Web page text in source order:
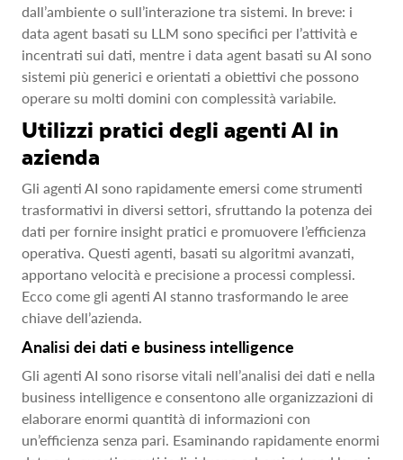
dall’ambiente o sull’interazione tra sistemi. In breve: i
data agent basati su LLM sono specifici per l’attività e
incentrati sui dati, mentre i data agent basati su AI sono
sistemi più generici e orientati a obiettivi che possono
operare su molti domini con complessità variabile.
Utilizzi pratici degli agenti AI in
azienda
Gli agenti AI sono rapidamente emersi come strumenti
trasformativi in diversi settori, sfruttando la potenza dei
dati per fornire insight pratici e promuovere l’efficienza
operativa. Questi agenti, basati su algoritmi avanzati,
apportano velocità e precisione a processi complessi.
Ecco come gli agenti AI stanno trasformando le aree
chiave dell’azienda.
Analisi dei dati e business intelligence
Gli agenti AI sono risorse vitali nell’analisi dei dati e nella
business intelligence e consentono alle organizzazioni di
elaborare enormi quantità di informazioni con
un’efficienza senza pari. Esaminando rapidamente enormi